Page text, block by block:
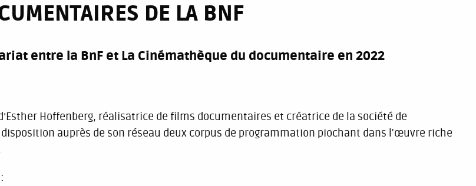
DE LA BNF
entre la BnF et La Cinémathèque du documentaire en 2022
Hoffenberg, réalisatrice de films documentaires et créatrice de la société de
auprès de son réseau deux corpus de programmation piochant dans l'œuvre riche